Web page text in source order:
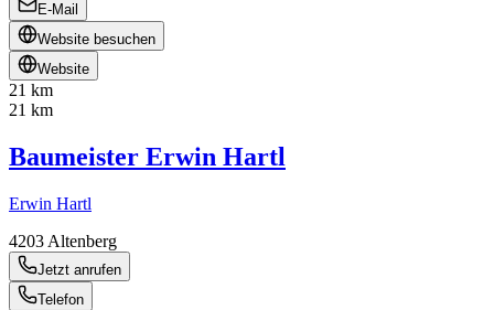
E-Mail
Website besuchen
Website
21 km
21 km
Baumeister Erwin Hartl
Erwin Hartl
4203 Altenberg
Jetzt anrufen
Telefon